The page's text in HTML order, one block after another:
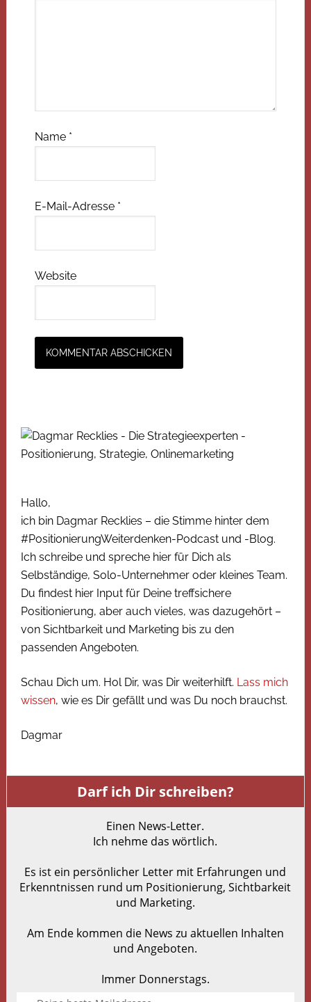
Name *
E-Mail-Adresse *
Website
Hallo,
ich bin Dagmar Recklies – die Stimme hinter dem
#PositionierungWeiterdenken-Podcast und -Blog.
Ich schreibe und spreche hier für Dich als
Selbständige, Solo-Unternehmer oder kleines Team.
Du findest hier Input für Deine treffsichere
Positionierung, aber auch vieles, was dazugehört –
von Sichtbarkeit und Marketing bis zu den
passenden Angeboten.
Schau Dich um. Hol Dir, was Dir weiterhilft. Lass mich
wissen, wie es Dir gefällt und was Du noch brauchst.
Dagmar
Darf ich Dir schreiben?
Einen News-Letter.
Ich nehme das wörtlich.
Es ist ein persönlicher Letter mit Erfahrungen und
Erkenntnissen rund um Positionierung, Sichtbarkeit
und Marketing.
Am Ende kommen die News zu aktuellen Inhalten
und Angeboten.
Immer Donnerstags.